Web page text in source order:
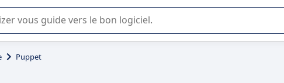
l'utilisation ou la sélection de logiciel SaaS en entreprise.
Puppet